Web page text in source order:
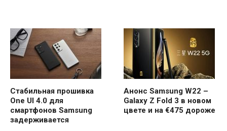
Стабильная прошивка
One UI 4.0 для
смартфонов Samsung
задерживается
Анонс Samsung W22 –
Galaxy Z Fold 3 в новом
цвете и на €475 дороже